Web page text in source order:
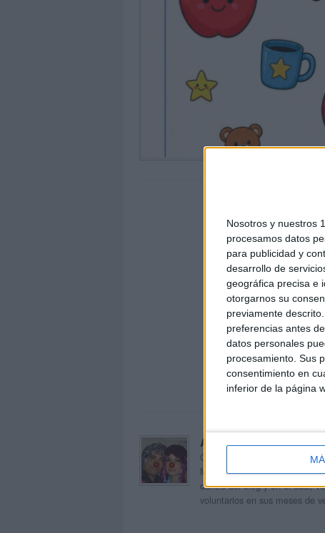
Nosotros y nuestros
procesamos datos
para publicidad y
desarrollo de
geográfica precisa e
otorgarnos su
previamente
preferencias antes
datos personales
procesamiento. Sus
consentimiento en
inferior de la página
Acerca de
Orientación Andújar no es
Maribel, que además de ser
dentro del blog y en el cual,
voluntarios en sus meses de